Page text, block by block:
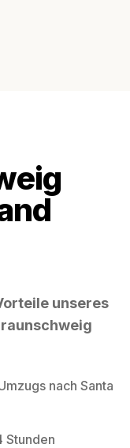
unseres
nach Santa
Stunden